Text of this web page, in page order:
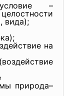
–
вида);
на
природа–